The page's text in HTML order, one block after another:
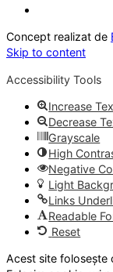
Concept realizat de
Skip to content
Accessibility Tools
Increase
Decrease
Grayscale
High
Negative
Light
Links
Readable
Reset
Acest site folosește